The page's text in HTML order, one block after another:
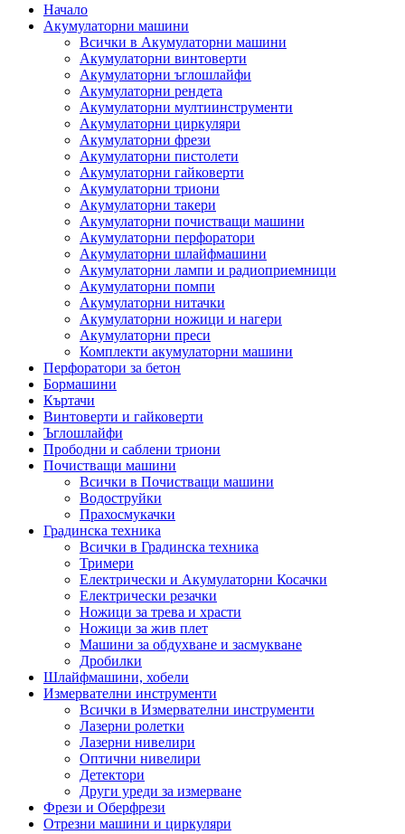
Начало
Акумулаторни машини
Всички в Акумулаторни машини
Акумулаторни винтоверти
Акумулаторни ъглошлайфи
Акумулаторни рендета
Акумулаторни мултиинструменти
Акумулаторни циркуляри
Акумулаторни фрези
Акумулаторни пистолети
Акумулаторни гайковерти
Акумулаторни триони
Акумулаторни такери
Акумулаторни почистващи машини
Акумулаторни перфоратори
Акумулаторни шлайфмашини
Акумулаторни лампи и радиоприемници
Акумулаторни помпи
Акумулаторни нитачки
Акумулаторни ножици и нагери
Акумулаторни преси
Комплекти акумулаторни машини
Перфоратори за бетон
Бормашини
Къртачи
Винтоверти и гайковерти
Ъглошлайфи
Прободни и саблени триони
Почистващи машини
Всички в Почистващи машини
Водоструйки
Прахосмукачки
Градинска техника
Всички в Градинска техника
Тримери
Електрически и Акумулаторни Косачки
Електрически резачки
Ножици за трева и храсти
Ножици за жив плет
Машини за обдухване и засмукване
Дробилки
Шлайфмашини, хобели
Измервателни инструменти
Всички в Измервателни инструменти
Лазерни ролетки
Лазерни нивелири
Оптични нивелири
Детектори
Други уреди за измерване
Фрези и Оберфрези
Отрезни машини и циркуляри